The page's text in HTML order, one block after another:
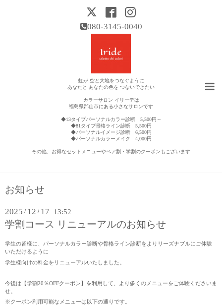
080-3145-0040
虹が 空と大地をつなぐように
あなたと あなたの色を つないできたい
カラーサロン イリーデは
福島県郡山市にある小さなサロンです
◆13タイプパーソナルカラー診断 5,500円～
◆81タイプ骨格ライン診断 5,500円
◆パーソナルイメージ診断 6,500円
◆パーソナルカラーメイク 4,000円
その他、お得なセットメニューやペア割・学割のクーポンもございます
お知らせ
2025 / 12 / 17 13:52
学割コース リニューアルのお知らせ
学生の皆様に、パーソナルカラー診断や骨格ライン診断をよりリーズナブルにご体験
いただけるように
学生様向けの料金をリニューアルいたしました。
今後は【学割20％OFFクーポン】を利用して、より多くのメニューをご体験くださいま
せ。
※クーポン利用可能なメニューは以下の通りです。